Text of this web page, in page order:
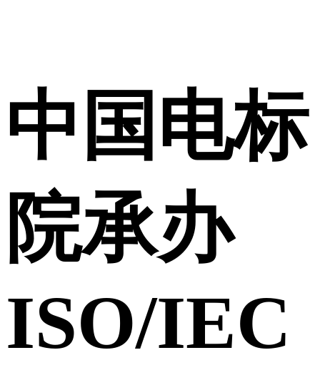
中国电标
院承办
ISO/IEC